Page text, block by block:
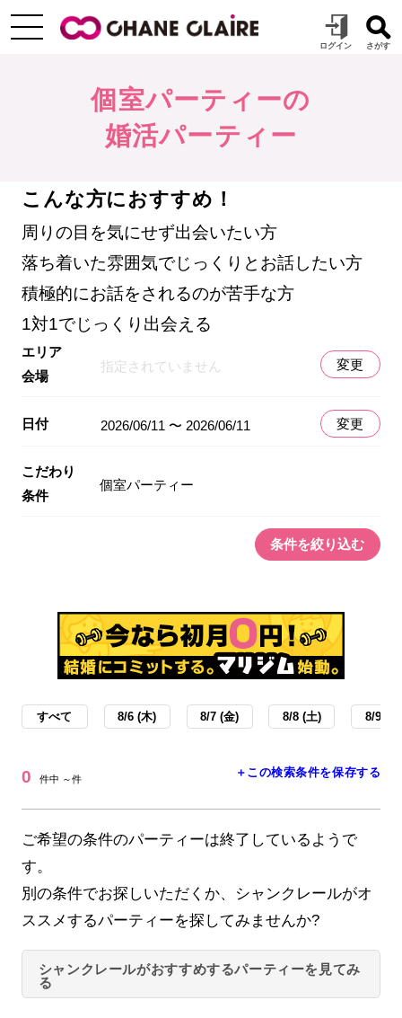
個室パーティーの
婚活パーティー
こんな方におすすめ！
周りの目を気にせず出会いたい方
落ち着いた雰囲気でじっくりとお話したい方
積極的にお話をされるのが苦手な方
1対1でじっくり出会える
エリア
会場
指定されていません 変更
日付 2026/06/11 〜 2026/06/11 変更
こだわり
条件
個室パーティー
条件を絞り込む
すべて 8/6 (木) 8/7 (金) 8/8 (土) 8/9 (日
0 件中 ～件 ＋この検索条件を保存する
ご希望の条件のパーティーは終了しているようで
す。
別の条件でお探しいただくか、シャンクレールがオ
ススメするパーティーを探してみませんか?
シャンクレールがおすすめするパーティーを見てみ
る